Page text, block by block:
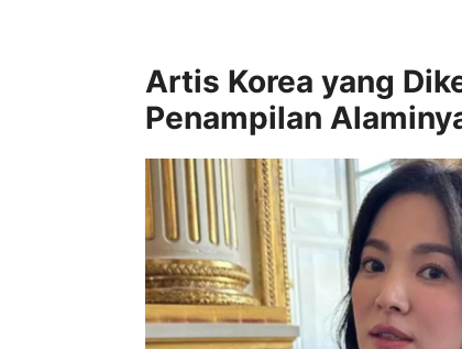
Artis Korea yang
Penampilan